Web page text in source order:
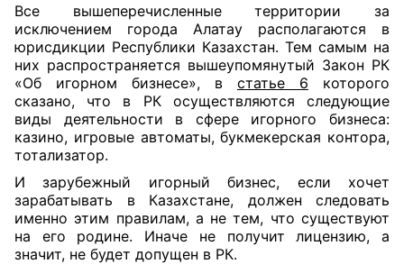
Все вышеперечисленные территории за
исключением города Алатау располагаются в
юрисдикции Республики Казахстан. Тем самым на
них распространяется вышеупомянутый Закон РК
«Об игорном бизнесе», в статье 6 которого
сказано, что в РК осуществляются следующие
виды деятельности в сфере игорного бизнеса:
казино, игровые автоматы, букмекерская контора,
тотализатор.
И зарубежный игорный бизнес, если хочет
зарабатывать в Казахстане, должен следовать
именно этим правилам, а не тем, что существуют
на его родине. Иначе не получит лицензию, а
значит, не будет допущен в РК.